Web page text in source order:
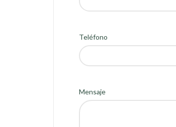
Teléfono
Mensaje